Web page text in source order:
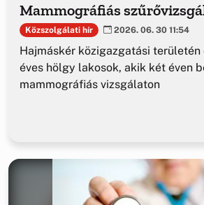
Mammográfiás
Közszolgálati hír 2026. 06. 30 11:54
Hajmáskér közigazgatási
éves hölgy lakosok, akik két éven
mammográfiás vizsgálaton